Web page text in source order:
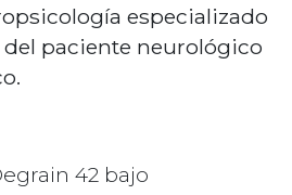
especializado
paciente neurológico
42 bajo